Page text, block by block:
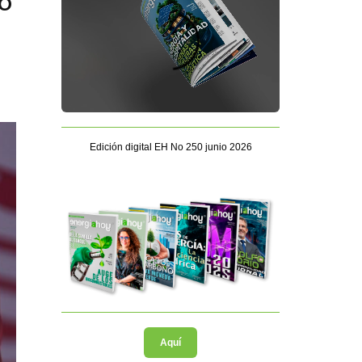
Edición digital EH No 250 junio 2026
Aquí